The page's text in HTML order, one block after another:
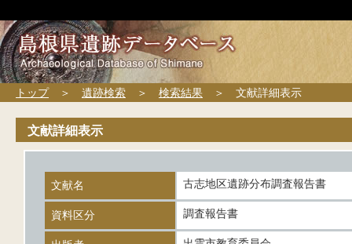
トップ＞ 遺跡検索 ＞ 検索結果 ＞ 文献詳細表示
文献詳細表示
文献名 古志地区遺跡分布調査報告書
資料区分 調査報告書